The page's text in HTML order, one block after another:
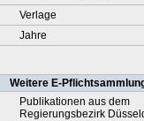
Verlage
Jahre
Weitere E-
Publikationen aus dem
Regierungsbezirk